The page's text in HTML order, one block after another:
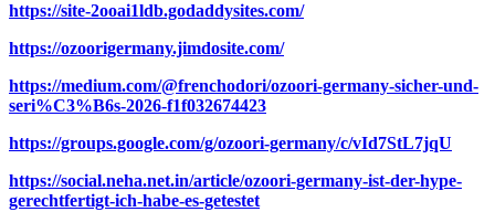
https://site-2ooai1ldb.godaddysites.com/
https://ozoorigermany.jimdosite.com/
https://medium.com/@frenchodori/ozoori-germany-sicher-und-
seri%C3%B6s-2026-f1f032674423
https://groups.google.com/g/ozoori-germany/c/vId7StL7jqU
https://social.neha.net.in/article/ozoori-germany-ist-der-hype-
gerechtfertigt-ich-habe-es-getestet